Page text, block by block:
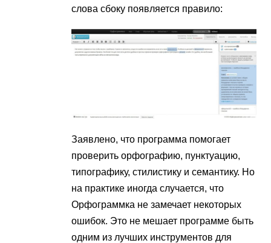
слова сбоку появляется правило:
Заявлено, что программа помогает
проверить орфографию, пунктуацию,
типографику, стилистику и семантику. Но
на практике иногда случается, что
Орфограммка не замечает некоторых
ошибок. Это не мешает программе быть
одним из лучших инструментов для